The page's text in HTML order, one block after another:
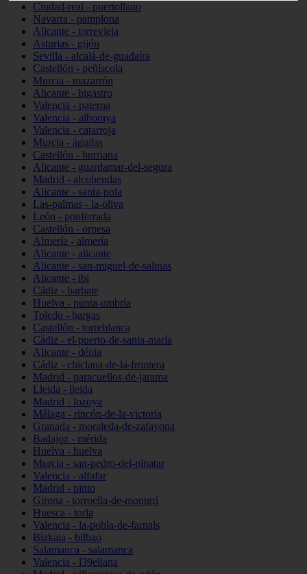
Ciudad-real - puertollano
Navarra - pamplona
Alicante - torrevieja
Asturias - gijón
Sevilla - alcalá-de-guadaíra
Castellón - peñíscola
Murcia - mazarrón
Alicante - bigastro
Valencia - paterna
Valencia - alboraya
Valencia - catarroja
Murcia - águilas
Castellón - burriana
Alicante - guardamar-del-segura
Madrid - alcobendas
Alicante - santa-pola
Las-palmas - la-oliva
León - ponferrada
Castellón - orpesa
Almería - almería
Alicante - alicante
Alicante - san-miguel-de-salinas
Alicante - ibi
Cádiz - barbate
Huelva - punta-umbría
Toledo - bargas
Castellón - torreblanca
Cádiz - el-puerto-de-santa-maría
Alicante - dénia
Cádiz - chiclana-de-la-frontera
Madrid - paracuellos-de-jarama
Lleida - lleida
Madrid - lozoya
Málaga - rincón-de-la-victoria
Granada - moraleda-de-zafayona
Badajoz - mérida
Huelva - huelva
Murcia - san-pedro-del-pinatar
Valencia - alfafar
Madrid - pinto
Girona - torroella-de-montgrí
Huesca - torla
Valencia - la-pobla-de-farnals
Bizkaia - bilbao
Salamanca - salamanca
Valencia - l39eliana